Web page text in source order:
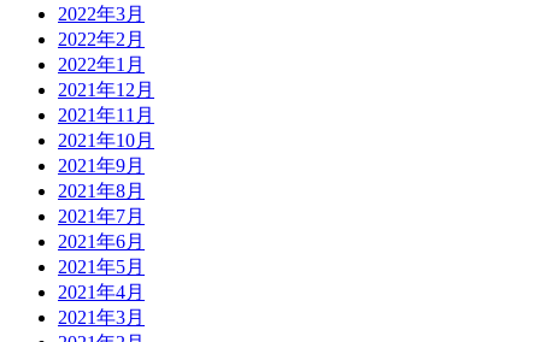
2022年3月
2022年2月
2022年1月
2021年12月
2021年11月
2021年10月
2021年9月
2021年8月
2021年7月
2021年6月
2021年5月
2021年4月
2021年3月